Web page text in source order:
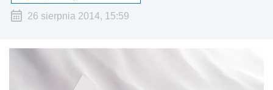
26 sierpnia 2014, 15:59